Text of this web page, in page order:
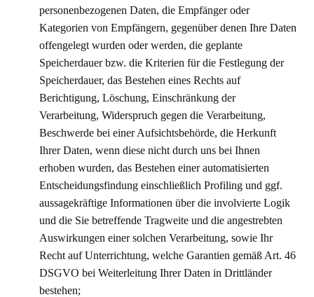
personenbezogenen Daten, die Empfänger oder
Kategorien von Empfängern, gegenüber denen Ihre Daten
offengelegt wurden oder werden, die geplante
Speicherdauer bzw. die Kriterien für die Festlegung der
Speicherdauer, das Bestehen eines Rechts auf
Berichtigung, Löschung, Einschränkung der
Verarbeitung, Widerspruch gegen die Verarbeitung,
Beschwerde bei einer Aufsichtsbehörde, die Herkunft
Ihrer Daten, wenn diese nicht durch uns bei Ihnen
erhoben wurden, das Bestehen einer automatisierten
Entscheidungsfindung einschließlich Profiling und ggf.
aussagekräftige Informationen über die involvierte Logik
und die Sie betreffende Tragweite und die angestrebten
Auswirkungen einer solchen Verarbeitung, sowie Ihr
Recht auf Unterrichtung, welche Garantien gemäß Art. 46
DSGVO bei Weiterleitung Ihrer Daten in Drittländer
bestehen;